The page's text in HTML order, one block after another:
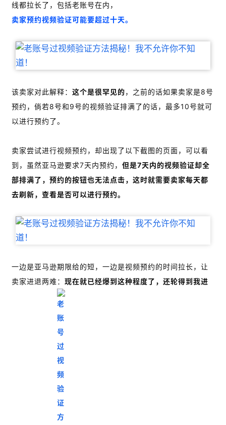
线都拉长了，包括老账号在内，
卖家预约视频验证可能要超过十天。
该卖家对此解释： 这个是很罕见的，之前的话如果卖家是8号
预约，倘若8号和9号的视频验证排满了的话，最多10号就可
以进行预约了。
卖家尝试进行视频预约，却出现了以下截图的页面，可以看
到，虽然亚马逊要求7天内预约， 但是7天内的视频验证却全
部排满了，预约的按钮也无法点击，这时就需要卖家每天都
去刷新，查看是否可以进行预约。
一边是亚马逊期限给的短，一边是视频预约的时间拉长，让
卖家进退两难： 现在就已经爆到这种程度了，还轮得到我进